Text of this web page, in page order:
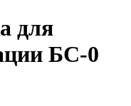
для
БС-0